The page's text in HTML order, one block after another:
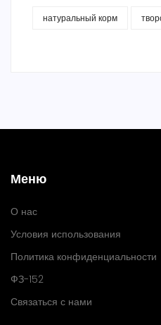
натуральный корм
Меню
О нас
Условия использования
Политика конфиденциальности
ФЗ-152
Связаться с нами